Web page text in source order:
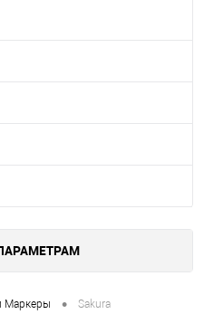
Маркеры • Sakura